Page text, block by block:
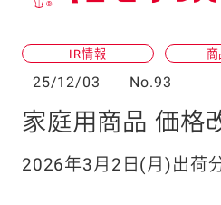
IR情報
25/12/03 No.93
家庭用商品 価格
2026年3月2日(月)出荷